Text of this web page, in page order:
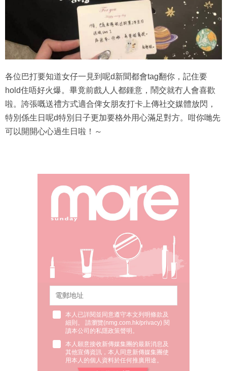
各位巴打要知道女仔一見到呢d新聞都會tag翻你，記住要
hold住唔好火爆。畢竟前戲人人都鍾意，鬧交就冇人會喜歡
啦。誇張嘅送禮方式適合俾女朋友打卡上傳社交媒體放閃，
特別係生日呢d特別日子更加要格外用心滿足對方。咁你哋先
可以開開心心過生日啦！～
本人已詳閱並同意遵守本文列明條款及
細則。 請瀏覽(nmg.com.hk/privacy) 閱
讀本公司的私隱政策聲明。
本人願意接收新傳媒集團的最新消息及
其他宣傳資訊，本人同意新傳媒集團使
用本人的個人資料於任何推廣用途。